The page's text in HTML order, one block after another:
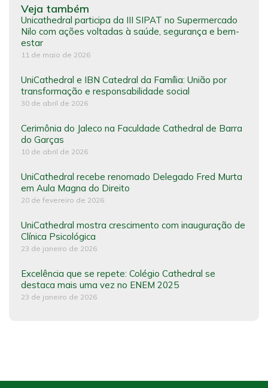
Veja também
Unicathedral participa da III SIPAT no Supermercado
Nilo com ações voltadas à saúde, segurança e bem-
estar
11 de maio de 2026
UniCathedral e IBN Catedral da Família: União por
transformação e responsabilidade social
30 de abril de 2026
Cerimônia do Jaleco na Faculdade Cathedral de Barra
do Garças
10 de abril de 2026
UniCathedral recebe renomado Delegado Fred Murta
em Aula Magna do Direito
20 de fevereiro de 2026
UniCathedral mostra crescimento com inauguração de
Clínica Psicológica
23 de janeiro de 2026
Excelência que se repete: Colégio Cathedral se
destaca mais uma vez no ENEM 2025
23 de janeiro de 2026